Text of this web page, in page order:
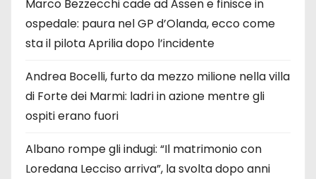
Marco Bezzecchi cade ad Assen e finisce in
ospedale: paura nel GP d’Olanda, ecco come
sta il pilota Aprilia dopo l’incidente
Andrea Bocelli, furto da mezzo milione nella villa
di Forte dei Marmi: ladri in azione mentre gli
ospiti erano fuori
Albano rompe gli indugi: “Il matrimonio con
Loredana Lecciso arriva”, la svolta dopo anni